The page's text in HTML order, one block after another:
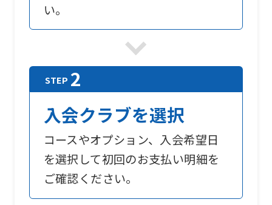
い。
入会クラブを選択
コースやオプション、入会希望日
を選択して初回のお支払い明細を
ご確認ください。